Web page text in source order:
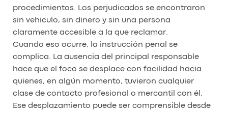
procedimientos. Los perjudicados se encontraron
sin vehículo, sin dinero y sin una persona
claramente accesible a la que reclamar.
Cuando eso ocurre, la instrucción penal se
complica. La ausencia del principal responsable
hace que el foco se desplace con facilidad hacia
quienes, en algún momento, tuvieron cualquier
clase de contacto profesional o mercantil con él.
Ese desplazamiento puede ser comprensible desde